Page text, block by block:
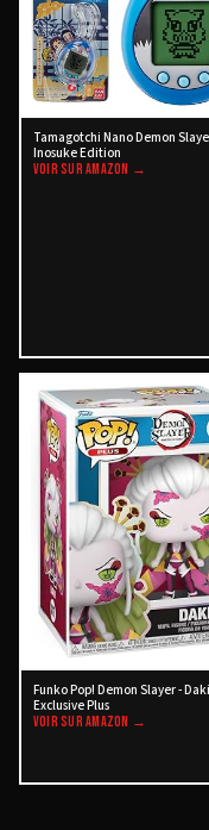
Tamagotchi Nano Demon
Inosuke Edition
VOIR SUR AMAZON →
Funko Pop! Demon Slayer - Daki
Exclusive Plus
VOIR SUR AMAZON →